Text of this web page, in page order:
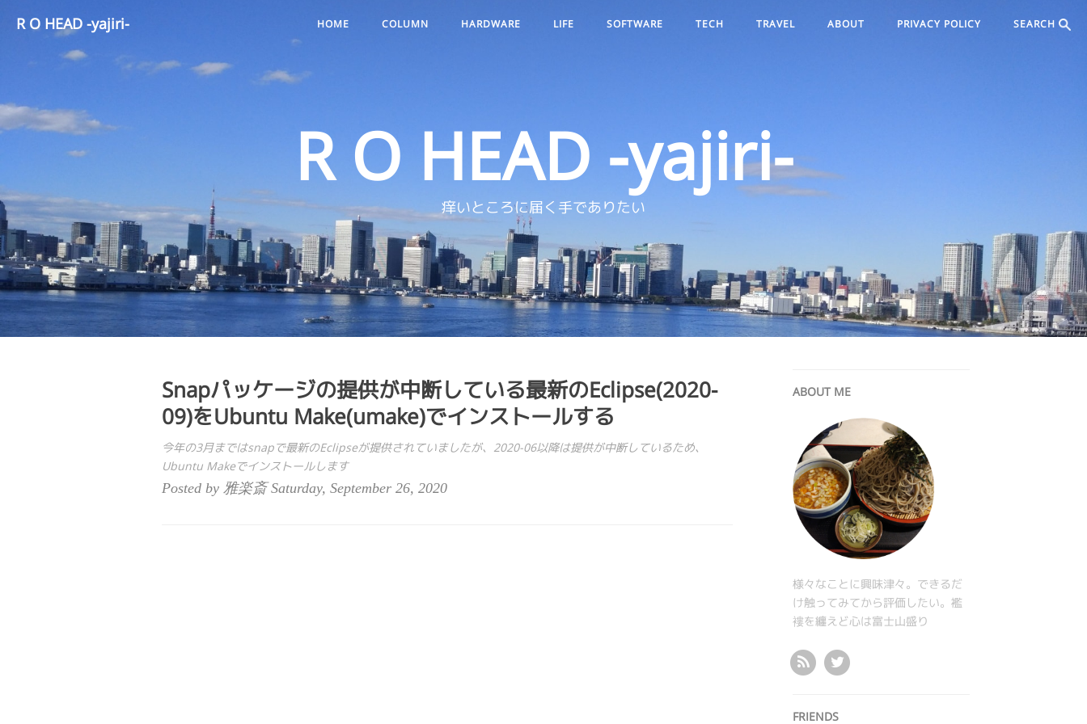
R O HEAD -yajiri- HOME COLUMN HARDWARE LIFE SOFTWARE TECH TRAVEL ABOUT PRIVACY POLICY SEARCH
R O HEAD -yajiri-
痒いところに届く手でありたい
Snapパッケージの提供が中断している最新のEclipse(2020-
09)をUbuntu Make(umake)でインストールする
今年の3月まではsnapで最新のEclipseが提供されていましたが、2020-06以降は提供が中断しているため、
Ubuntu Makeでインストールします
Posted by 雅楽斎 Saturday, September 26, 2020
ABOUT ME
様々なことに興味津々。できるだ
け触ってみてから評価したい。襤
褸を纏えど心は富士山盛り
FRIENDS